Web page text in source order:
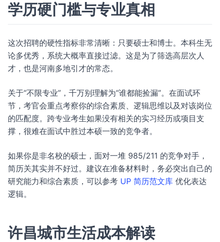
学历硬门槛与专业真相
这次招聘的硬性指标非常清晰：只要硕士和博士。本科生无
论多优秀，系统大概率直接过滤。这是为了筛选高层次人
才，也是河南多地引才的常态。
关于“不限专业”，千万别理解为“谁都能捡漏”。在面试环
节，考官会重点考察你的综合素质、逻辑思维以及对该岗位
的匹配度。跨专业考生如果没有相关的实习经历或项目支
撑，很难在面试中胜过本硕一致的竞争者。
如果你是非名校的硕士，面对一堆 985/211 的竞争对手，
简历关其实并不好过。建议在准备材料时，务必突出自己的
研究能力和综合素质，可以参考 UP 简历范文库 优化表达
逻辑。
许昌城市生活成本解读